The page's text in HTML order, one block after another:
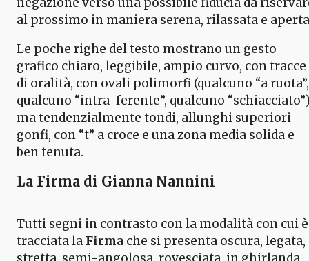
al prossimo in maniera serena, rilassata e
Le poche righe del testo mostrano un gesto
grafico chiaro, leggibile, ampio curvo, con tracce
di oralità, con ovali polimorfi (qualcuno “a ruota”,
qualcuno “intra-ferente”, qualcuno
ma tendenzialmente tondi, allunghi superiori
gonfi, con “t” a croce e una zona media solida e
ben tenuta.
La Firma di Gianna Nannini
Tutti segni in contrasto con la modalità con cui è
tracciata la Firma che si presenta oscura, legata,